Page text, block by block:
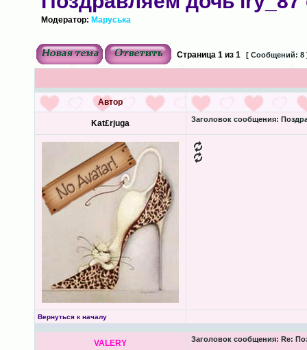
Модератор: Маруська
Страница 1из 1 [ Сообщений: 8
Автор
Kat£rjuga Заголовок сообщения:
Вернуться к началу
VALERY Заголовок сообщения: Re: